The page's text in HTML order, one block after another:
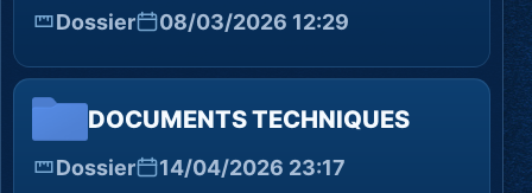
Dossier 08/03/2026 12:29
DOCUMENTS TECHNIQUES
Dossier 14/04/2026 23:17